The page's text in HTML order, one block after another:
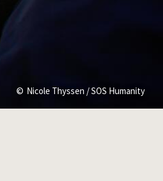
Nicole Thyssen / SOS Humanity